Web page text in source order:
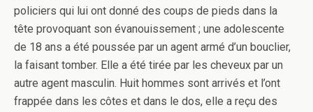
policiers qui lui ont donné des coups de pieds dans la
tête provoquant son évanouissement ; une adolescente
de 18 ans a été poussée par un agent armé d’un bouclier,
la faisant tomber. Elle a été tirée par les cheveux par un
autre agent masculin. Huit hommes sont arrivés et l’ont
frappée dans les côtes et dans le dos, elle a reçu des